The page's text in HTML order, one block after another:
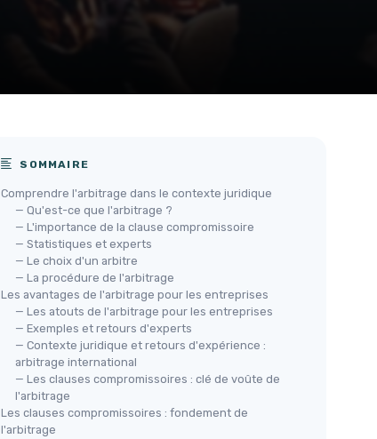
SOMMAIRE
Comprendre l'arbitrage dans le contexte juridique
— Qu'est-ce que l'arbitrage ?
— L'importance de la clause compromissoire
— Statistiques et experts
— Le choix d'un arbitre
— La procédure de l'arbitrage
Les avantages de l'arbitrage pour les entreprises
— Les atouts de l'arbitrage pour les entreprises
— Exemples et retours d'experts
— Contexte juridique et retours d'expérience :
arbitrage international
— Les clauses compromissoires : clé de voûte de
l'arbitrage
Les clauses compromissoires : fondement de
l'arbitrage